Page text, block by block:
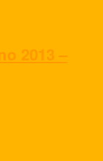
2013 –